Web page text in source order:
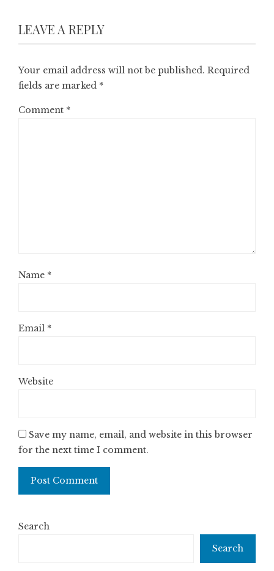
LEAVE A REPLY
Your email address will not be published. Required
fields are marked *
Comment *
Name *
Email *
Website
Save my name, email, and website in this browser
for the next time I comment.
Search
Search